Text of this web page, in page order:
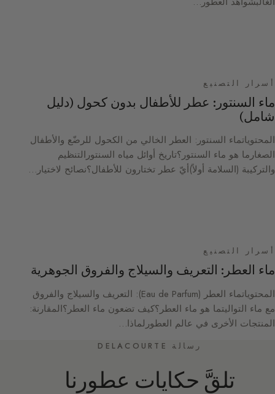
أسرار التصنيع
ماء السنتور: عطر للأطفال بدون كحول (دليل
شامل)
المحتوياتماء السنتور: العطر الخالي من الكحول للرضّع والأطفال
الصغارما هو ماء السنتور؟تاريخ أوائل مياه السنتورالتنظيم
والتركيبة (السلامة أولاً)أيّ عطر تختارون للأطفال؟نصائح لاختيار…
أسرار التصنيع
ماء العطر: التعريف والسيلاج والفروق الجوهرية
المحتوياتماء العطر (Eau de Parfum): التعريف والسيلاج والفروق
مع ماء التواليتما هو ماء العطر؟كيف تضعون ماء العطر؟المقارنة:
المنتجات الأخرى في عالم العطورلماذا…
رسالة DELACOURTE
تلقَّ حكايات عطورنا